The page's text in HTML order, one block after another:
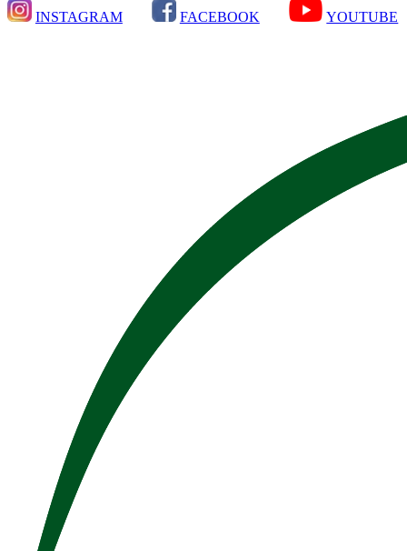
INSTAGRAM FACEBOOK YOUTUBE